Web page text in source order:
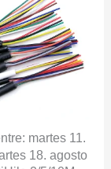
martes 11.
18. agosto
precios:
desde
5,48€
hasta
121,56€
tiene
múltiples
variantes.
Las
opciones
en
la